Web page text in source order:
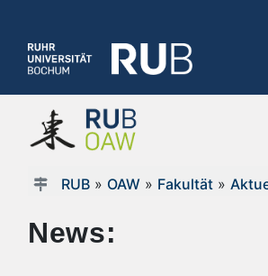
RUB» OAW» Fakultät»
News: